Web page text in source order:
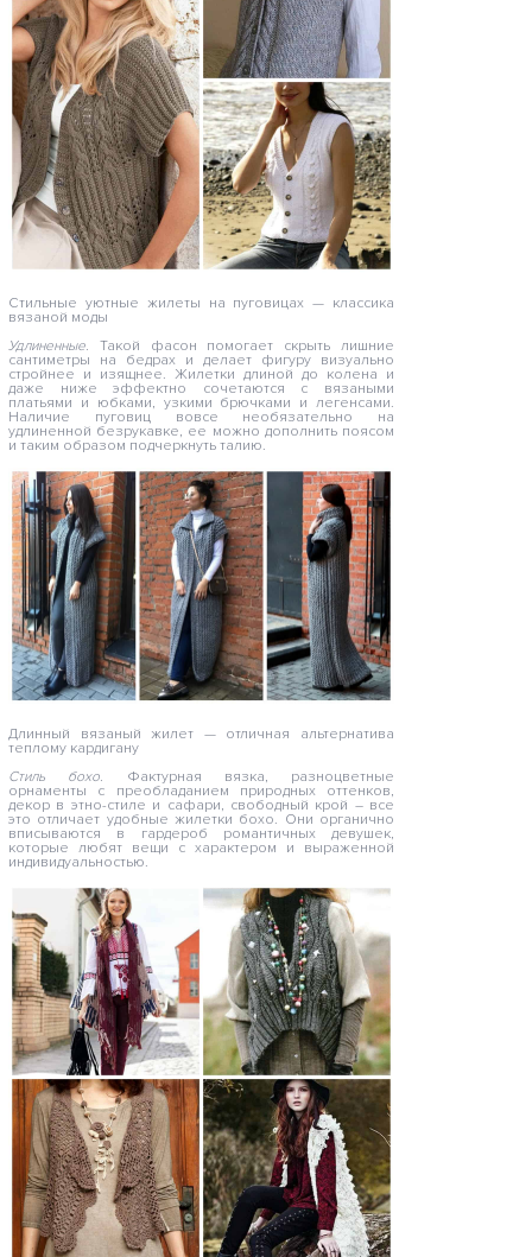
Стильные уютные жилеты на пуговицах — классика
вязаной моды
Удлиненные. Такой фасон помогает скрыть лишние
сантиметры на бедрах и делает фигуру визуально
стройнее и изящнее. Жилетки длиной до колена и
даже ниже эффектно сочетаются с вязаными
платьями и юбками, узкими брючками и легенсами.
Наличие пуговиц вовсе необязательно на
удлиненной безрукавке, ее можно дополнить поясом
и таким образом подчеркнуть талию.
Длинный вязаный жилет — отличная альтернатива
теплому кардигану
Стиль бохо. Фактурная вязка, разноцветные
орнаменты с преобладанием природных оттенков,
декор в этно-стиле и сафари, свободный крой – все
это отличает удобные жилетки бохо. Они органично
вписываются в гардероб романтичных девушек,
которые любят вещи с характером и выраженной
индивидуальностью.